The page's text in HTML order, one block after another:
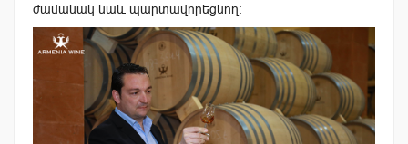
ժամանակ նաև պարտավորեցնող: